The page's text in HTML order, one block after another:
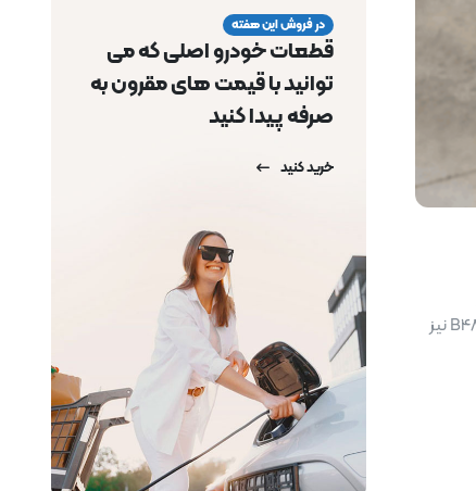
در فروش این هفته
قطعات خودرو اصلی که می
توانید با قیمت های مقرون به
صرفه پیدا کنید
خرید کنید